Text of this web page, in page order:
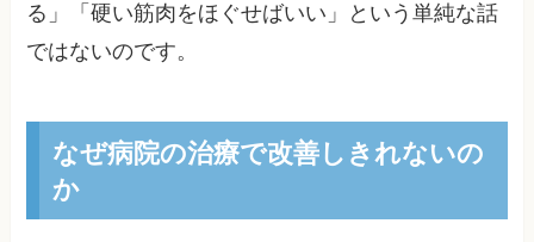
る」「硬い筋肉をほぐせばいい」という単純な話
ではないのです。
なぜ病院の治療で改善しきれないの
か